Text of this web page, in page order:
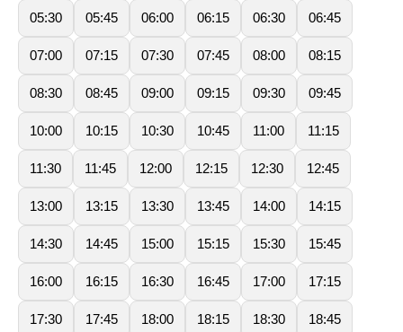
05:30 05:45 06:00 06:15 06:30 06:45
07:00 07:15 07:30 07:45 08:00 08:15
08:30 08:45 09:00 09:15 09:30 09:45
10:00 10:15 10:30 10:45 11:00 11:15
11:30 11:45 12:00 12:15 12:30 12:45
13:00 13:15 13:30 13:45 14:00 14:15
14:30 14:45 15:00 15:15 15:30 15:45
16:00 16:15 16:30 16:45 17:00 17:15
17:30 17:45 18:00 18:15 18:30 18:45